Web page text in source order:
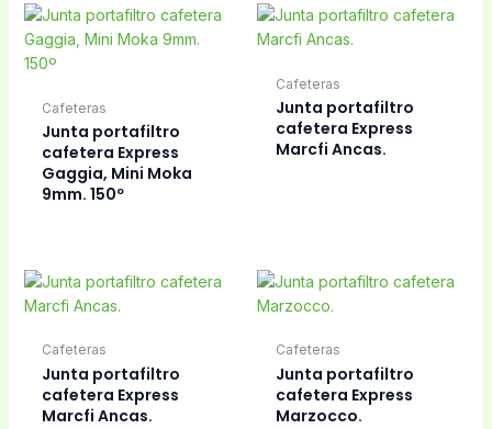
Cafeteras
Junta portafiltro
cafetera Express
Gaggia, Mini Moka
9mm. 150º
Cafeteras
Junta portafiltro
cafetera Express
Marcfi Ancas.
Cafeteras
Junta portafiltro
cafetera Express
Marcfi Ancas.
Cafeteras
Junta portafiltro
cafetera Express
Marzocco.